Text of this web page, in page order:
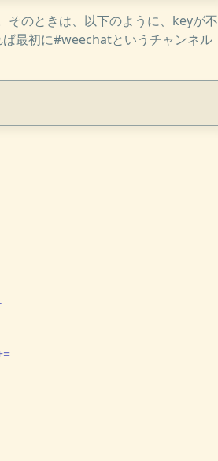
そのときは、以下のように、keyが不
最初に#weechatというチャンネル